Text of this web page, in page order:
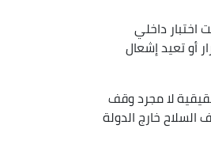
اختبار داخلي
أو تعيد إشعال
لا مجرد وقف
خارج الدولة